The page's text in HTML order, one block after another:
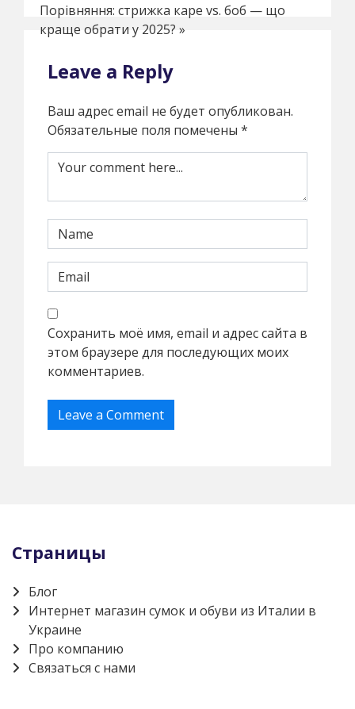
Порівняння: стрижка каре vs. боб — що
краще обрати у 2025? »
Leave a Reply
Ваш адрес email не будет опубликован.
Обязательные поля помечены *
Сохранить моё имя, email и адрес сайта в
этом браузере для последующих моих
комментариев.
Страницы
Блог
Интернет магазин сумок и обуви из Италии в
Украине
Про компанию
Связаться с нами